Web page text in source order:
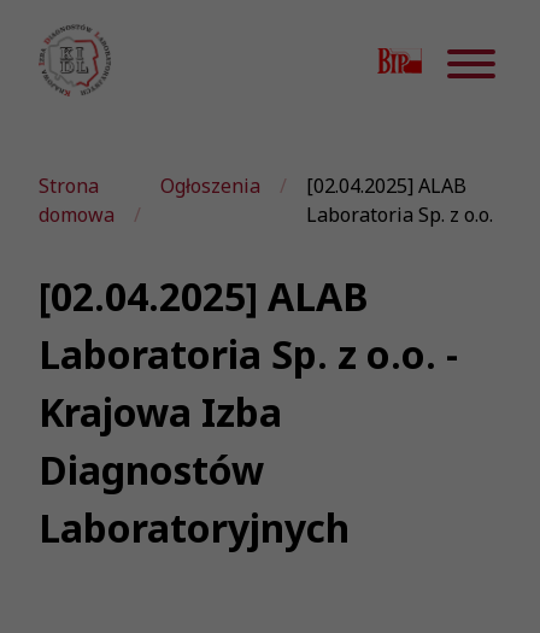
Strona
domowa
Ogłoszenia
[02.04.2025] ALAB
Laboratoria Sp. z o.o.
[02.04.2025] ALAB
Laboratoria Sp. z o.o. -
Krajowa Izba
Diagnostów
Laboratoryjnych